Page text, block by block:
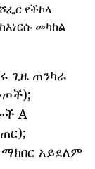
የችኮላ
መካከል
ጊዜ ጠንካራ
A
አይደለም